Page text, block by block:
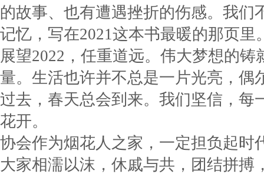
的故事、也有遭遇挫折的伤感。我们
记忆，写在2021这本书最暖的那页里
展望2022，任重道远。伟大梦想的
量。生活也许并不总是一片光亮，偶
过去，春天总会到来。我们坚信，每
花开。
协会作为烟花人之家，一定担负起时
大家相濡以沫，休戚与共，团结拼搏